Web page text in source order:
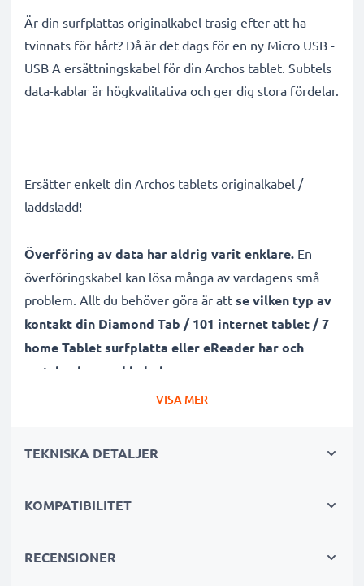
Är din surfplattas originalkabel trasig efter att ha
tvinnats för hårt? Då är det dags för en ny Micro USB -
USB A ersättningskabel för din Archos tablet. Subtels
data-kablar är högkvalitativa och ger dig stora fördelar.
Ersätter enkelt din Archos tablets originalkabel /
laddsladd!
Överföring av data har aldrig varit enklare. En
överföringskabel kan lösa många av vardagens små
problem. Allt du behöver göra är att se vilken typ av
kontakt din Diamond Tab / 101 internet tablet / 7
home Tablet surfplatta eller eReader har och
matcha den med kabeln
Självklart stödjer den även både software samt
VISA MER
TEKNISKA DETALJER
KOMPATIBILITET
RECENSIONER